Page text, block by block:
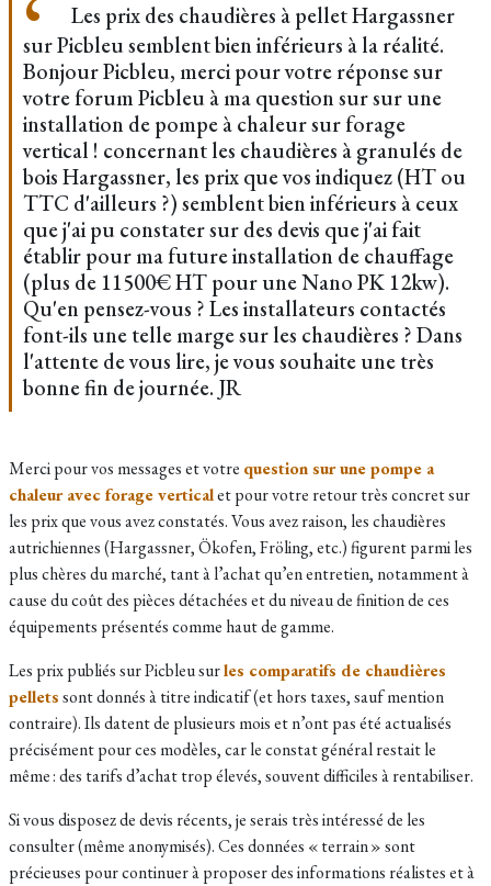
Les prix des chaudières à pellet Hargassner
sur Picbleu semblent bien inférieurs à la réalité.
Bonjour Picbleu, merci pour votre réponse sur
votre forum Picbleu à ma question sur sur une
installation de pompe à chaleur sur forage
vertical ! concernant les chaudières à granulés de
bois Hargassner, les prix que vos indiquez (HT ou
TTC d'ailleurs ?) semblent bien inférieurs à ceux
que j'ai pu constater sur des devis que j'ai fait
établir pour ma future installation de chauffage
(plus de 11500€ HT pour une Nano PK 12kw).
Qu'en pensez-vous ? Les installateurs contactés
font-ils une telle marge sur les chaudières ? Dans
l'attente de vous lire, je vous souhaite une très
bonne fin de journée. JR
Merci pour vos messages et votre question sur une pompe a
chaleur avec forage verticalet pour votre retour très concret sur
les prix que vous avez constatés. Vous avez raison, les chaudières
autrichiennes (Hargassner, Ökofen, Fröling, etc.) figurent parmi les
plus chères du marché, tant à l’achat qu’en entretien, notamment à
cause du coût des pièces détachées et du niveau de finition de ces
équipements présentés comme haut de gamme.
Les prix publiés sur Picbleu surles comparatifs de chaudières
pelletssont donnés à titre indicatif (et hors taxes, sauf mention
contraire). Ils datent de plusieurs mois et n’ont pas été actualisés
précisément pour ces modèles, car le constat général restait le
même : des tarifs d’achat trop élevés, souvent difficiles à rentabiliser.
Si vous disposez de devis récents, je serais très intéressé de les
consulter (même anonymisés). Ces données « terrain » sont
précieuses pour continuer à proposer des informations réalistes et à